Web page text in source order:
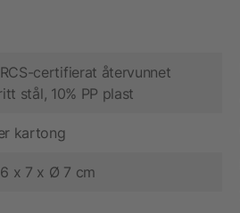
certifierat återvunnet
stål, 10% PP plast
kartong
x 7 x Ø 7 cm